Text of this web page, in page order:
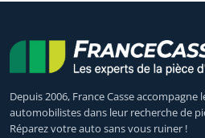
Depuis 2006, France Casse accompagne
automobilistes dans leur recherche de
Réparez votre auto sans vous ruiner !